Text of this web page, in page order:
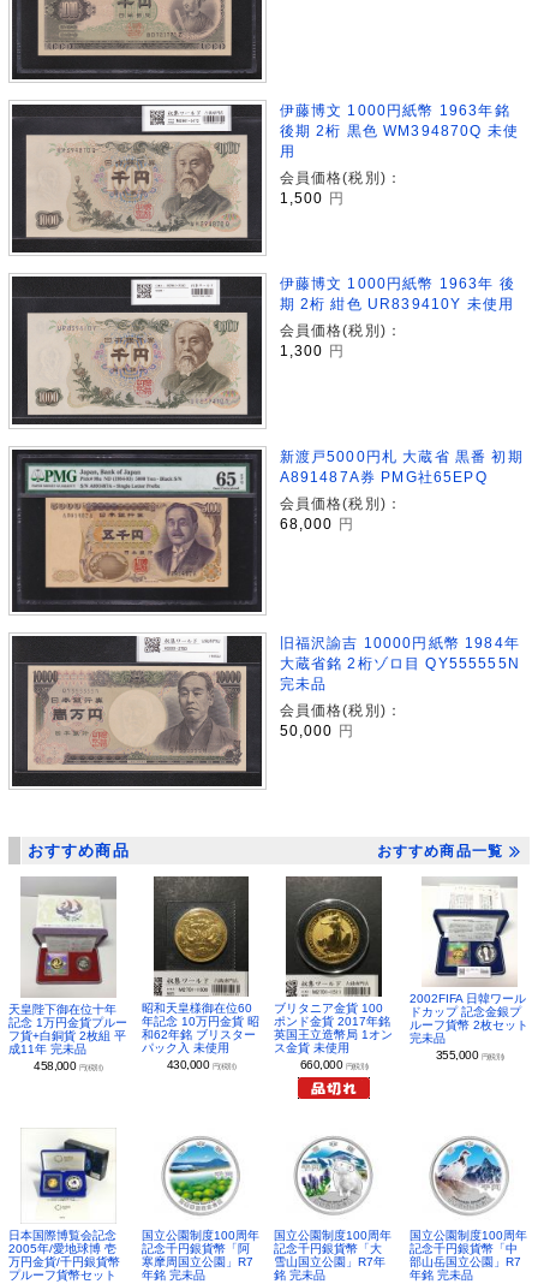
伊藤博文 1000円紙幣 1963年銘
後期 2桁 黒色 WM394870Q 未使
用
会員価格(税別)：
1,500
円
伊藤博文 1000円紙幣 1963年 後
期 2桁 紺色 UR839410Y 未使用
会員価格(税別)：
1,300 円
新渡戸5000円札 大蔵省 黒番 初期
A891487A券 PMG社65EPQ
会員価格(税別)：
68,000 円
旧福沢諭吉 10000円紙幣 1984年
大蔵省銘 2桁ゾロ目 QY555555N
完未品
会員価格(税別)：
50,000 円
おすすめ商品 おすすめ商品一覧
天皇陛下御在位十年
記念 1万円金貨プルー
フ貨+白銅貨 2枚組 平
成11年 完未品
458,000 円(税別)
昭和天皇様御在位60
年記念 10万円金貨 昭
和62年銘 ブリスター
パック入 未使用
430,000 円(税別)
ブリタニア金貨 100
ポンド金貨 2017年銘
英国王立造幣局 1オン
ス金貨 未使用
660,000 円(税別)
2002FIFA 日韓ワール
ドカップ 記念金銀プ
ルーフ貨幣 2枚セット
完未品
355,000 円(税別)
日本国際博覧会記念
2005年/愛地球博 壱
万円金貨/千円銀貨幣
プルーフ貨幣セット
国立公園制度100周年
記念千円銀貨幣「阿
寒摩周国立公園」R7
年銘 完未品
国立公園制度100周年
記念千円銀貨幣「大
雪山国立公園」R7年
銘 完未品
国立公園制度100周年
記念千円銀貨幣「中
部山岳国立公園」R7
年銘 完未品